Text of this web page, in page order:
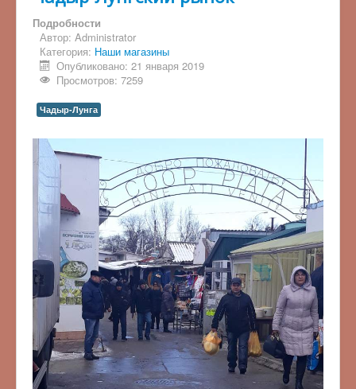
Подробности
Автор: Administrator
Категория: Наши магазины
Опубликовано: 21 января 2019
Просмотров: 7259
Чадыр-Лунга